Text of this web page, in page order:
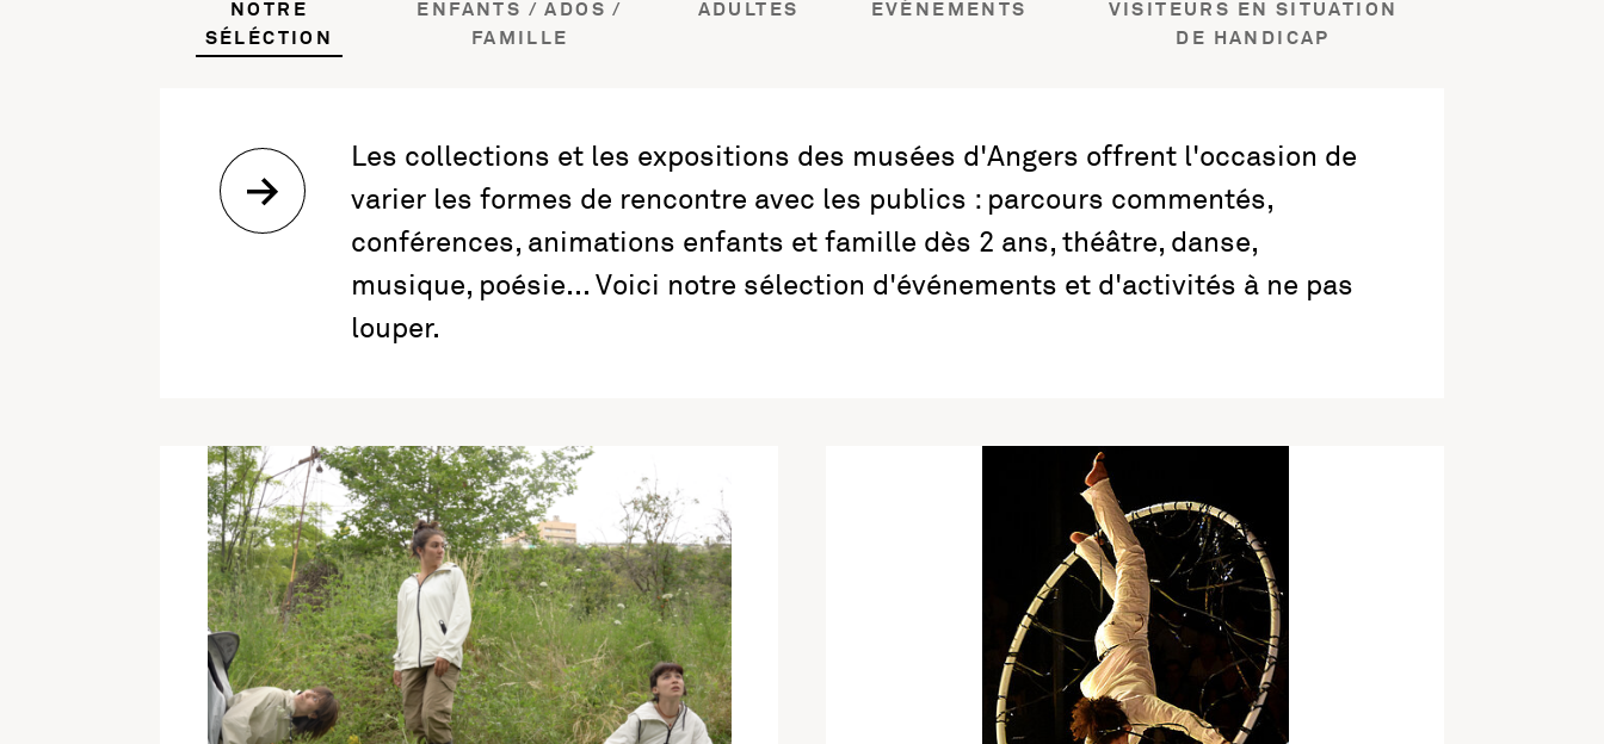
NOTRE
SÉLÉCTION
ENFANTS / ADOS /
FAMILLE
ADULTES EVÉNEMENTS
VISITEURS EN SITUATION
DE HANDICAP
Les collections et les expositions des musées d'Angers offrent l'occasion de
varier les formes de rencontre avec les publics : parcours commentés,
conférences, animations enfants et famille dès 2 ans, théâtre, danse,
musique, poésie... Voici notre sélection d'événements et d'activités à ne pas
louper.
En savoir plus sur l'activité Graines En savoir plus sur l'activité Entrelacs